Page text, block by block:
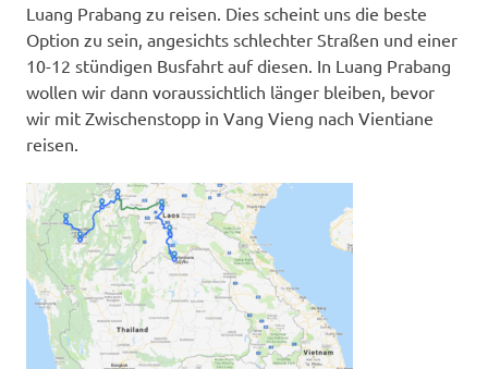
Luang Prabang zu reisen. Dies scheint uns die beste
Option zu sein, angesichts schlechter Straßen und einer
10-12 stündigen Busfahrt auf diesen. In Luang Prabang
wollen wir dann voraussichtlich länger bleiben, bevor
wir mit Zwischenstopp in Vang Vieng nach Vientiane
reisen.